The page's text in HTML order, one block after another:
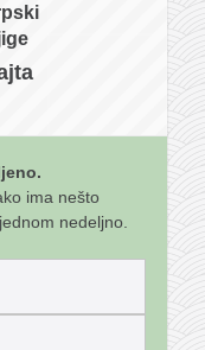
ima nešto
nedeljno.